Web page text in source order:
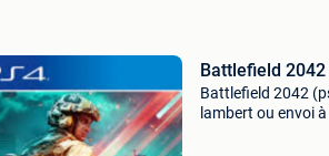
Battlefield 2042
Battlefield 2042
lambert ou envoi